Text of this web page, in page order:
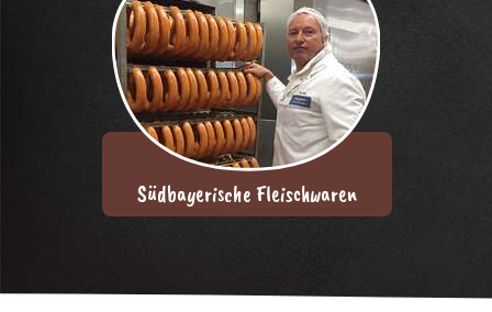
Südbayerische Fleischwaren